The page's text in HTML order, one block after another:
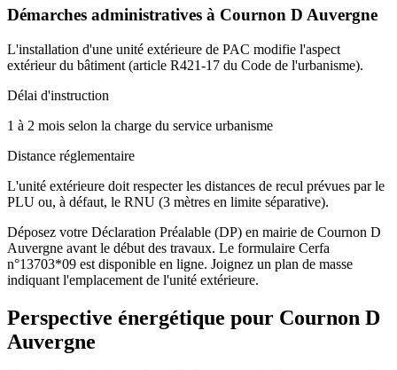
Démarches administratives à Cournon D Auvergne
L'installation d'une unité extérieure de PAC modifie l'aspect
extérieur du bâtiment (article R421-17 du Code de l'urbanisme).
Délai d'instruction
1 à 2 mois selon la charge du service urbanisme
Distance réglementaire
L'unité extérieure doit respecter les distances de recul prévues par le
PLU ou, à défaut, le RNU (3 mètres en limite séparative).
Déposez votre Déclaration Préalable (DP) en mairie de Cournon D
Auvergne avant le début des travaux. Le formulaire Cerfa
n°13703*09 est disponible en ligne. Joignez un plan de masse
indiquant l'emplacement de l'unité extérieure.
Perspective énergétique pour Cournon D
Auvergne